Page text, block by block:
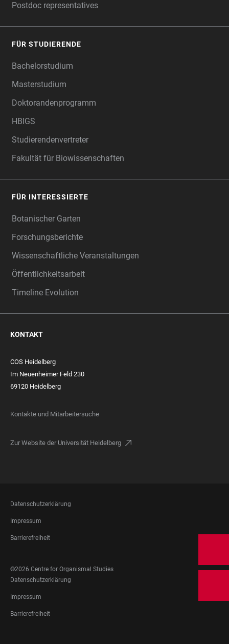
Postdoc representatives
FÜR STUDIERENDE
Bachelorstudium
Masterstudium
Doktorandenprogramm
HBIGS
Studierendenvertreter
Fakultät für Biowissenschaften
FÜR INTERESSIERTE
Botanischer Garten
Forschungsberichte
Wissenschaftliche Veranstaltungen
Öffentlichkeitsarbeit
Timeline Evolution
KONTAKT
COS Heidelberg
Im Neuenheimer Feld 230
69120 Heidelberg
Kontakte und Mitarbeitersuche
Zur Website der Universität Heidelberg
FOOTER
LEGAL
Datenschutzerklärung
Impressum
Barrierefreiheit
SOCIAL
©2026 Centre for Organismal Studies
FOOTER
LEGAL
Datenschutzerklärung
Impressum
Barrierefreiheit